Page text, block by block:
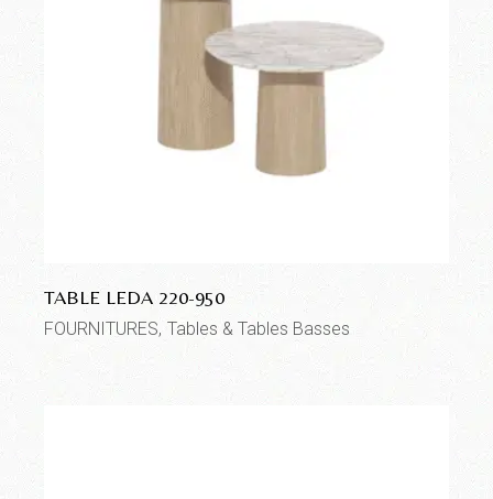
TABLE LEDA 220-950
FOURNITURES Tables & Tables Basses